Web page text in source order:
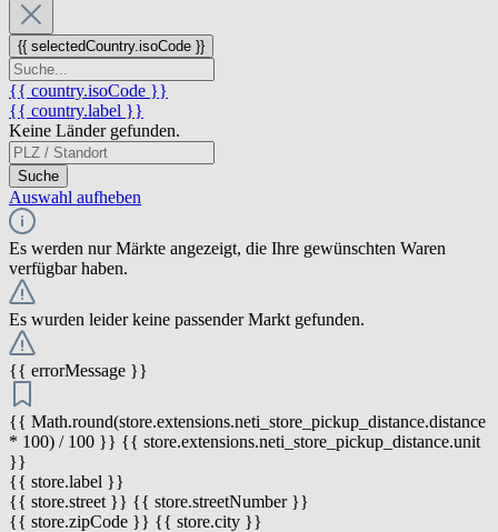
{{ selectedCountry.isoCode }}
{{ country.isoCode }}
{{ country.label }}
Keine Länder gefunden.
Suche
Auswahl aufheben
Es werden nur Märkte angezeigt, die Ihre gewünschten Waren
verfügbar haben.
Es wurden leider keine passender Markt gefunden.
{{ errorMessage }}
{{ Math.round(store.extensions.neti_store_pickup_distance.distance
* 100) / 100 }} {{ store.extensions.neti_store_pickup_distance.unit
}}
{{ store.label }}
{{ store.street }} {{ store.streetNumber }}
{{ store.zipCode }} {{ store.city }}